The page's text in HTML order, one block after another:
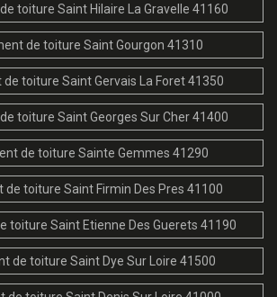
toiture Saint Hilaire La Gravelle 41160
de toiture Saint Gourgon 41310
toiture Saint Gervais La Foret 41350
toiture Saint Georges Sur Cher 41400
de toiture Sainte Gemmes 41290
de toiture Saint Firmin Des Pres 41100
toiture Saint Etienne Des Guerets 41190
de toiture Saint Dye Sur Loire 41500